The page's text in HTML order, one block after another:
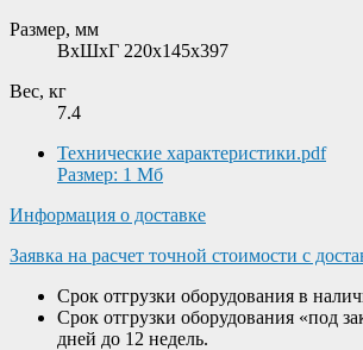
Размер, мм
ВxШxГ 220x145x397
Вес, кг
7.4
Технические характеристики.pdf
Размер: 1 Мб
Информация о доставке
Заявка на расчет точной стоимости с
Срок отгрузки оборудования в
Срок отгрузки оборудования «под
дней до 12 недель.